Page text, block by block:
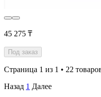
45 275 ₸
Под заказ
Страница 1 из 1 • 22
Назад 1 Далее